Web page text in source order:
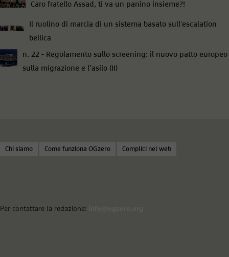
Caro fratello Assad, ti va un panino insieme?!
Il ruolino di marcia di un sistema basato sull'escalation
bellica
n. 22 - Regolamento sullo screening: il nuovo patto europeo
sulla migrazione e l’asilo (II)
Chi siamo Come funziona OGzero Complici nel web
Per contattare la redazione: